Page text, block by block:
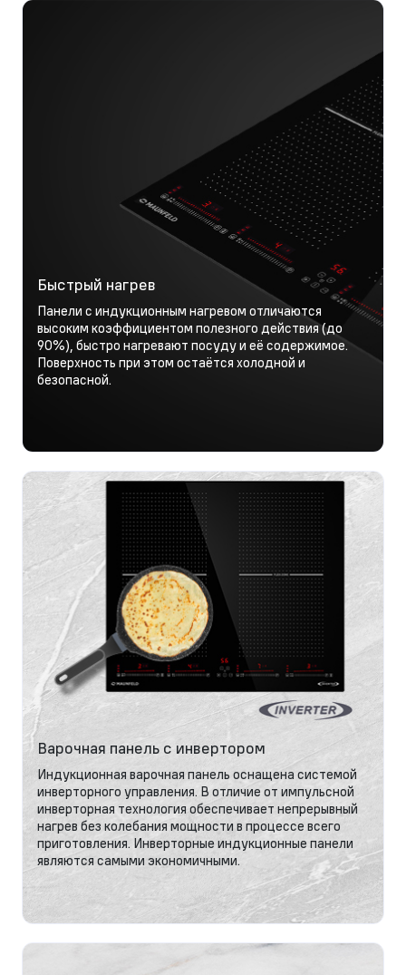
Быстрый нагрев
Панели с индукционным нагревом отличаются
высоким коэффициентом полезного действия (до
90%), быстро нагревают посуду и её содержимое.
Поверхность при этом остаётся холодной и
безопасной.
Варочная панель с инвертором
Индукционная варочная панель оснащена системой
инверторного управления. В отличие от импульсной
инверторная технология обеспечивает непрерывный
нагрев без колебания мощности в процессе всего
приготовления. Инверторные индукционные панели
являются самыми экономичными.